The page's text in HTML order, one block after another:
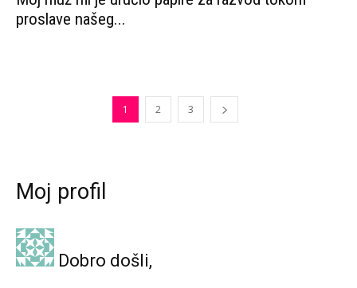
proslave našeg...
1 2 3
Moj profil
Dobro došli,